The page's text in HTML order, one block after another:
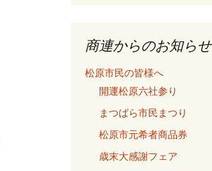
記
事
商連からのお知らせ
松原市民の皆様へ
開運松原六社参り
まつばら市民まつり
松原市元希者商品券
歳末大感謝フェア